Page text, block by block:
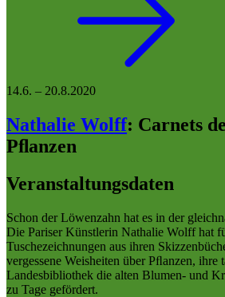
14.6. – 20.8.2020
Nathalie Wolff: Carnets
Pﬂanzen
Veranstaltungsdaten
Schon der Löwenzahn hat es in der
Die Pariser Künstlerin Nathalie Wolff hat
Tuschezeichnungen aus ihren
vergessene Weisheiten über Pﬂanzen,
Landesbibliothek die alten Blumen- und
zu Tage gefördert.